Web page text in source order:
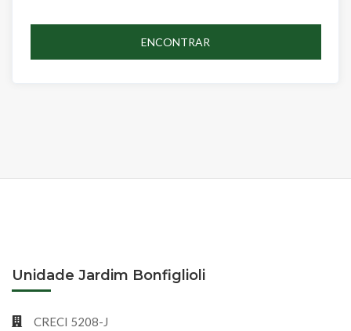
ENCONTRAR
Unidade Jardim Bonfiglioli
CRECI 5208-J